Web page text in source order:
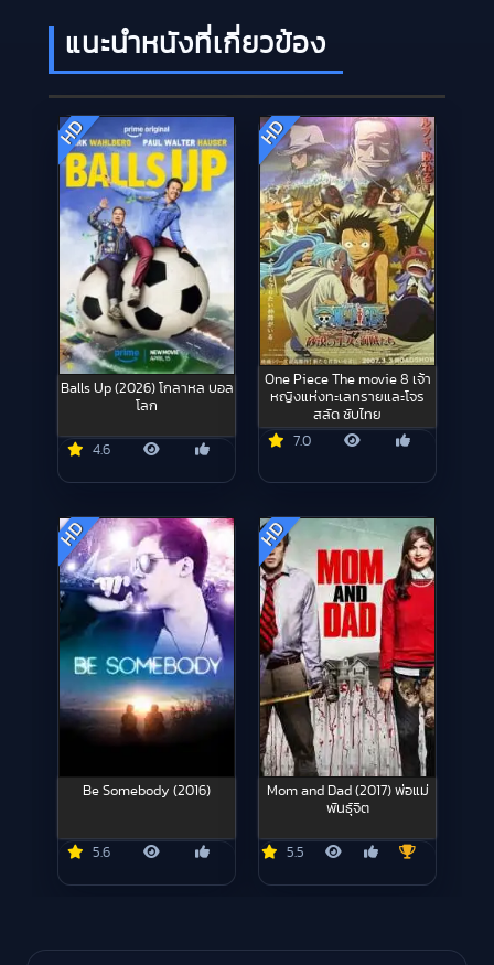
แนะนำหนังที่เกี่ยวข้อง
HD
Balls Up (2026) โกลาหล บอล
โลก
4.6
HD
One Piece The movie 8 เจ้า
หญิงแห่งทะเลทรายและโจร
สลัด ซับไทย
7.0
HD
Be Somebody (2016)
5.6
HD
Mom and Dad (2017) พ่อแม่
พันธุ์จิต
5.5